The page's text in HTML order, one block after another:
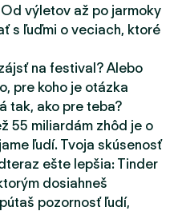
výletov až po jarmoky
s ľuďmi o veciach, ktoré
na festival? Alebo
pre koho je otázka
tak, ako pre teba?
55 miliardám zhôd je o
ľudí. Tvoja skúsenosť
ešte lepšia: Tinder
dosiahneš
pozornosť ľudí,